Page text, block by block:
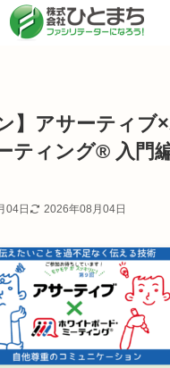
】アサーティブ
ティング® 入門
04日 2026年08月04日